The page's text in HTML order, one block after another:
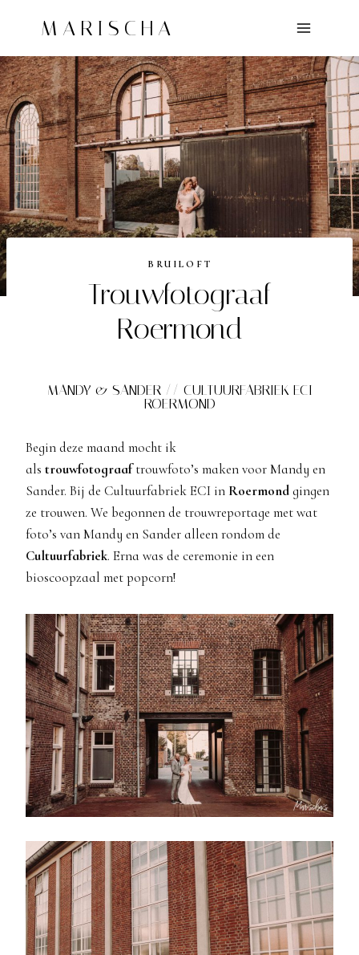
inhoud
MARISCHA
BRUILOFT
Trouwfotograaf
Roermond
MANDY & SANDER // CULTUURFABRIEK ECI
ROERMOND
Begin deze maand mocht ik
als trouwfotograaftrouwfoto’s maken voor Mandy en
Sander. Bij de Cultuurfabriek ECI in Roermondgingen
ze trouwen. We begonnen de trouwreportage met wat
foto’s van Mandy en Sander alleen rondom de
Cultuurfabriek. Erna was de ceremonie in een
bioscoopzaal met popcorn!